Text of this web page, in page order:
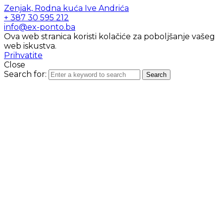
Zenjak, Rodna kuća Ive Andrića
+ 387 30 595 212
info@ex-ponto.ba
Ova web stranica koristi kolačiće za poboljšanje vašeg
web iskustva.
Prihvatite
Close
Search for:
Search